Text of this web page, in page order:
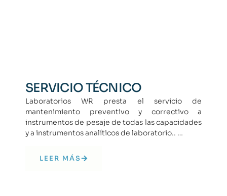
SERVICIO TÉCNICO
Laboratorios WR presta el servicio de
mantenimiento preventivo y correctivo a
instrumentos de pesaje de todas las capacidades
y a instrumentos analíticosde laboratorio.. …
LEER MÁS